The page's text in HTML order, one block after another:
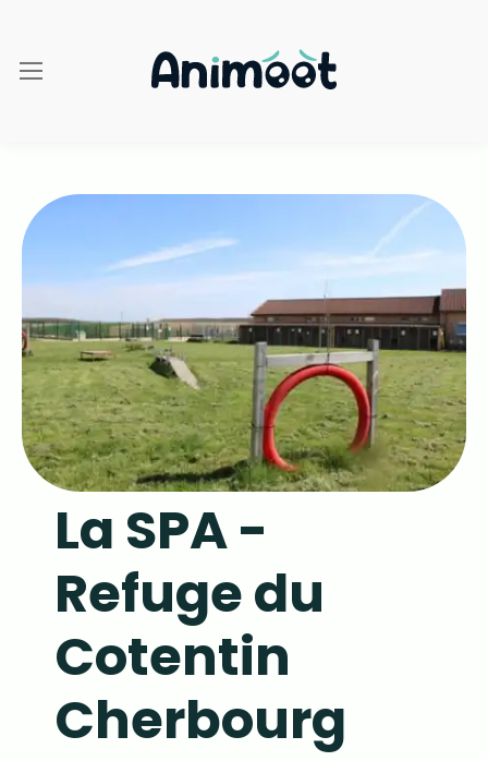
La SPA -
Refuge du
Cotentin
Cherbourg